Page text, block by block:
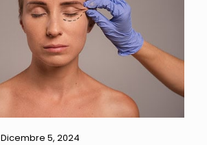
Dicembre 5, 2024